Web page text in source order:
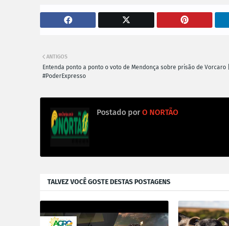
ANTIGOS
Entenda ponto a ponto o voto de Mendonça sobre prisão de Vorcaro |
#PoderExpresso
Postado por O NORTÃO
TALVEZ VOCÊ GOSTE DESTAS POSTAGENS